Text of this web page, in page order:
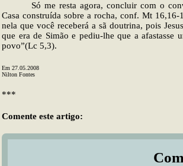
Só me resta agora, concluir com o
Casa construída sobre a rocha, conf. Mt
nela que você receberá a sã doutrina, pois
que era de Simão e pediu-lhe que a afastasse
povo”(Lc 5,3).
Em 27.05.2008
Nilton Fontes
***
Comente este artigo: